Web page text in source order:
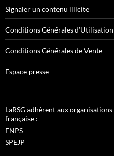
Signaler un contenu illicite
Conditions Générales d’Utilisation
Conditions Générales de Vente
Espace presse
LaRSG adhèrent aux
française :
FNPS
SPEJP